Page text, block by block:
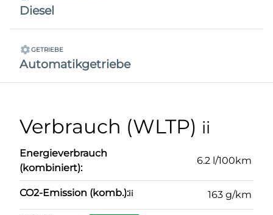
Diesel
GETRIEBE
Automatikgetriebe
Verbrauch (WLTP) ii
Energieverbrauch
(kombiniert):
6.2 l/100km
CO2-Emission (komb.):ii 163 g/km